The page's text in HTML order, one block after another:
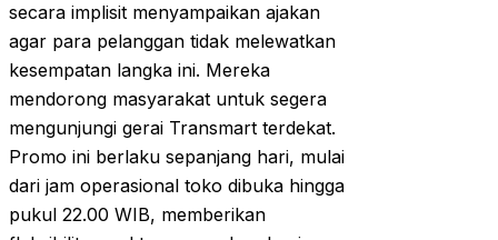
secara implisit menyampaikan ajakan
agar para pelanggan tidak melewatkan
kesempatan langka ini. Mereka
mendorong masyarakat untuk segera
mengunjungi gerai Transmart terdekat.
Promo ini berlaku sepanjang hari, mulai
dari jam operasional toko dibuka hingga
pukul 22.00 WIB, memberikan